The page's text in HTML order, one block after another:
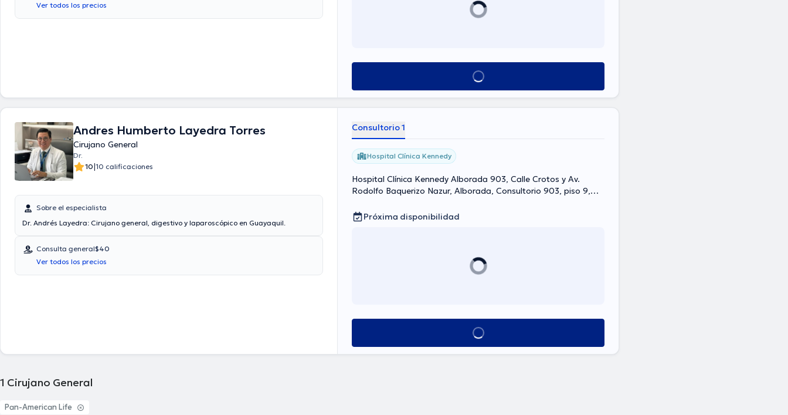
Ver todos los precios
Ver más horarios
Andres Humberto Layedra Torres
Cirujano General
Dr.
10|10 calificaciones
Sobre el especialista
Dr. Andrés Layedra: Cirujano general, digestivo y laparoscópico en Guayaquil.
Consulta general$40
Ver todos los precios
Consultorio 1
Hospital Clínica Kennedy
Hospital Clínica Kennedy Alborada 903, Calle Crotos y Av.
Rodolfo Baquerizo Nazur, Alborada, Consultorio 903, piso 9,
Próxima disponibilidad
Ver más horarios
1 Cirujano General
Pan-American Life